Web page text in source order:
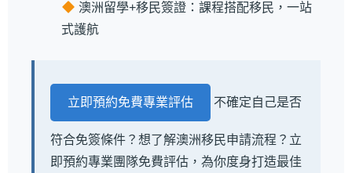
澳洲留學+移民簽證：課程搭配移民，一站
式護航
立即預約免費專業評估 不確定自己是否
符合免簽條件？想了解澳洲移民申請流程？立
即預約專業團隊免費評估，為你度身打造最佳